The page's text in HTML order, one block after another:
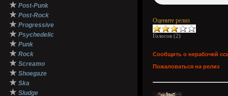
★ Post-Punk
★ Post-Rock
★ Progressive
★ Psychedelic
★ Punk
★ Rock
★ Screamo
★ Shoegaze
★ Ska
★ Sludge
Оцените релиз
Голосов (2)
Сообщить о нерабочей
Пожаловаться на релиз